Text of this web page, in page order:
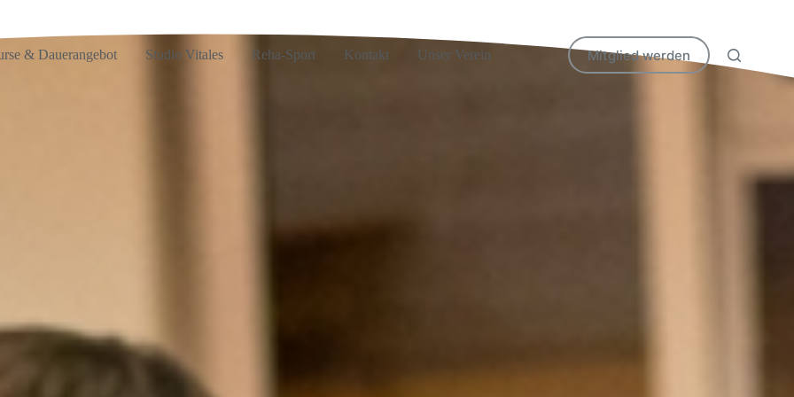
& Dauerangebot Studio Vitales Reha-Sport Kontakt Unser Verein Mitglied werden